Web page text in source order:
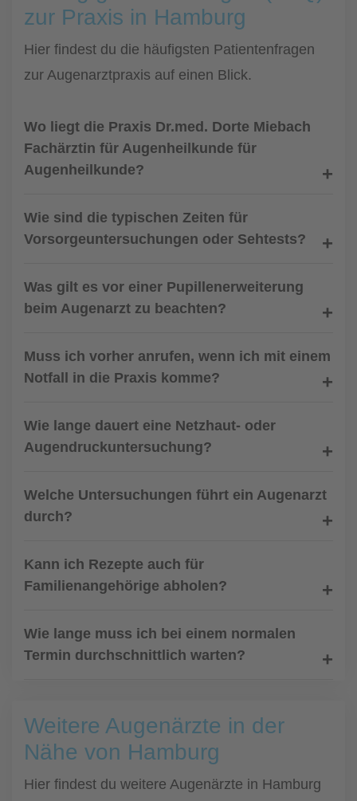
zur Praxis in Hamburg
Hier findest du die häufigsten Patientenfragen
zur Augenarztpraxis auf einen Blick.
Wo liegt die Praxis Dr.med. Dorte Miebach
Fachärztin für Augenheilkunde für
Augenheilkunde?
Wie sind die typischen Zeiten für
Vorsorgeuntersuchungen oder Sehtests?
Was gilt es vor einer Pupillenerweiterung
beim Augenarzt zu beachten?
Muss ich vorher anrufen, wenn ich mit einem
Notfall in die Praxis komme?
Wie lange dauert eine Netzhaut- oder
Augendruckuntersuchung?
Welche Untersuchungen führt ein Augenarzt
durch?
Kann ich Rezepte auch für
Familienangehörige abholen?
Wie lange muss ich bei einem normalen
Termin durchschnittlich warten?
Weitere Augenärzte in der
Nähe von Hamburg
Hier findest du weitere Augenärzte in Hamburg